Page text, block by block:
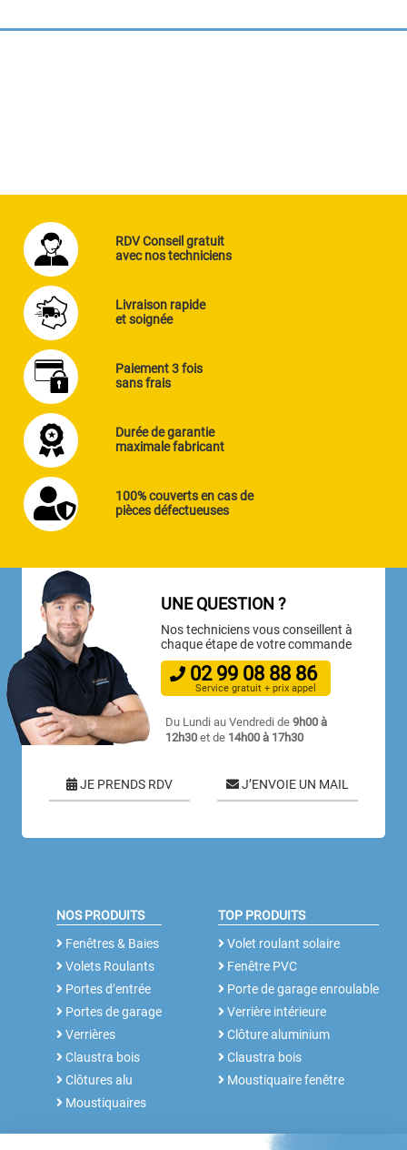
RDV Conseil gratuit
avec nos techniciens
Livraison rapide
et soignée
Paiement 3 fois
sans frais
Durée de garantie
maximale fabricant
100% couverts en cas de
pièces défectueuses
UNE QUESTION ?
Nos techniciens vous conseillent à
chaque étape de votre commande
02 99 08 88 86
Service gratuit + prix appel
Du Lundi au Vendredi de9h00 à
12h30 et de 14h00 à 17h30
JE PRENDS RDV J’ENVOIE UN MAIL
NOS PRODUITS
Fenêtres & Baies
Volets Roulants
Portes d’entrée
Portes de garage
Verrières
Claustra bois
Clôtures alu
Moustiquaires
TOP PRODUITS
Volet roulant solaire
Fenêtre PVC
Porte de garage enroulable
Verrière intérieure
Clôture aluminium
Claustra bois
Moustiquaire fenêtre